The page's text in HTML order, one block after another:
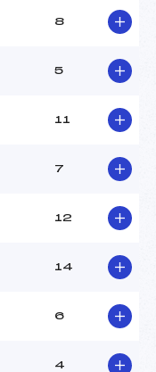
8
5
11
7
12
14
6
4